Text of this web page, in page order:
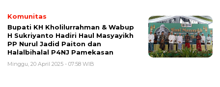
Komunitas
Bupati KH Kholilurrahman & Wabup
H Sukriyanto Hadiri Haul Masyayikh
PP Nurul Jadid Paiton dan
Halalbihalal P4NJ Pamekasan
Minggu, 20 April 2025 - 07:58 WIB